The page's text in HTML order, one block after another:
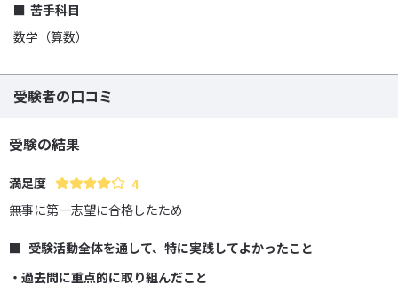
苦手科目
数学（算数）
受験者の口コミ
受験の結果
満足度
4
無事に第一志望に合格したため
受験活動全体を通して、特に実践してよかったこと
・過去問に重点的に取り組んだこと